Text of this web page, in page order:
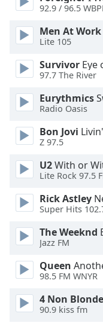
Background
Background
Color
Opacity
Font
Size
Text
Edge
Style
Font
92.9 / 96.5
Men At Work
Lite 105
Survivor Eye
97.7 The River
Eurythmics
Radio Oasis
Bon Jovi
Z 97.5
U2With or
Lite Rock 97.5
Rick Astley
Super Hits
The Weeknd
Jazz FM
Queen
98.5 FM WNYR
4 Non
90.9 kiss fm